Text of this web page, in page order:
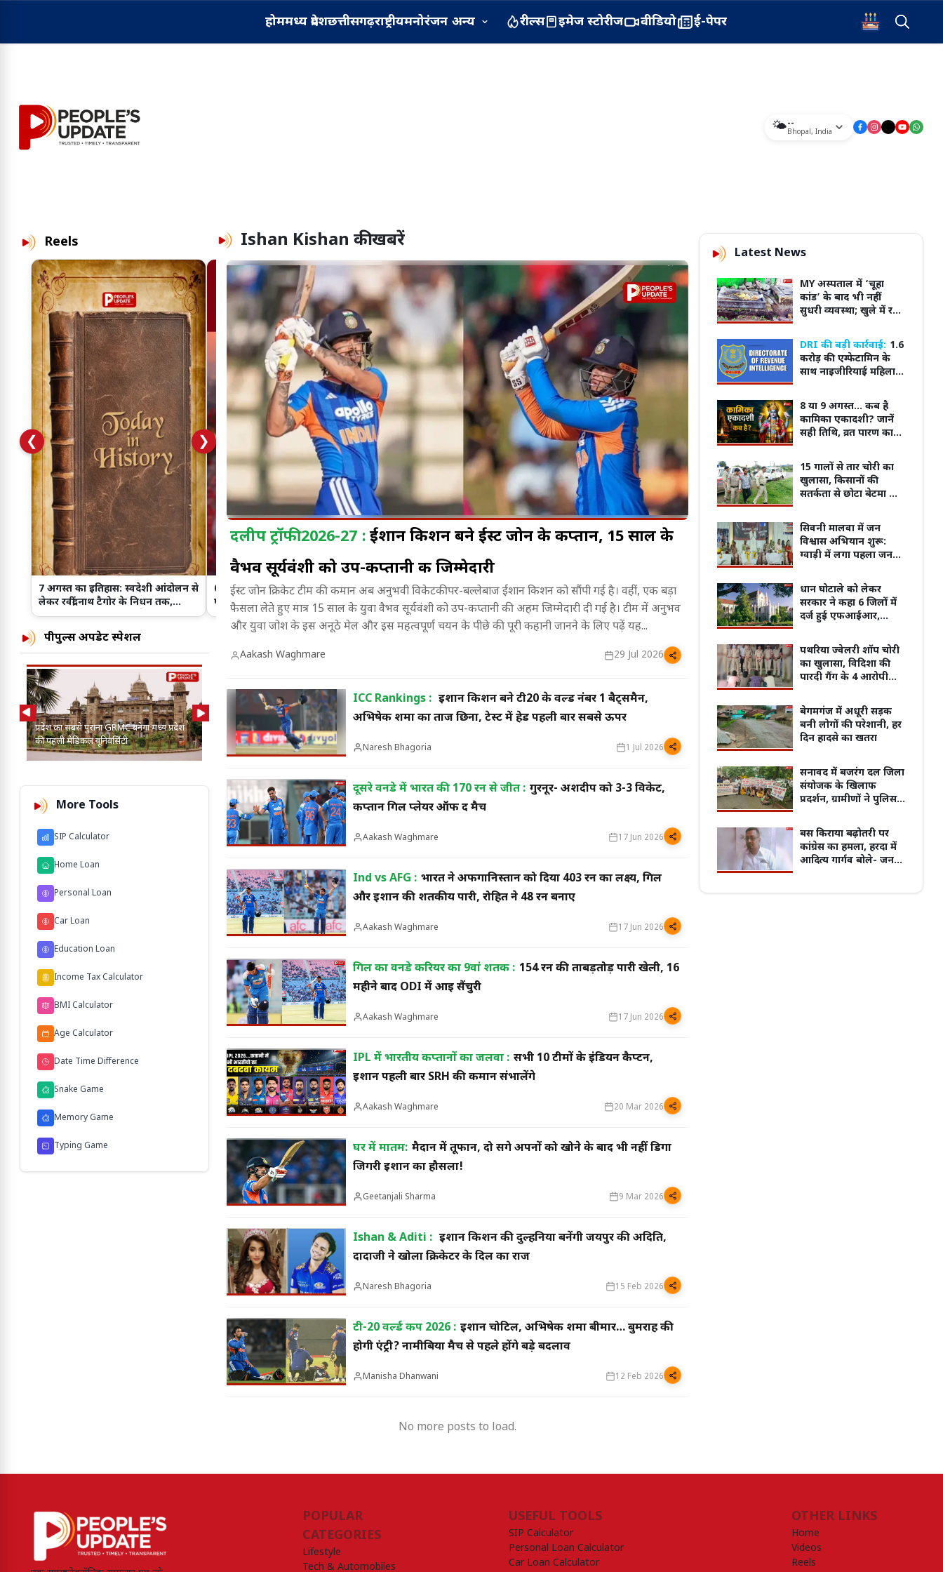
होममध्य प्रदेशछत्तीसगढ़राष्ट्रीयमनोरंजन अन्य रील्स इमेज स्टोरीज वीडियो ई-पेपर
🌤️--
Bhopal , India
Reels
7 अगस्त का इतिहास: स्वदेशी आंदोलन से
लेकर रवींद्रनाथ टैगोर के निधन तक,
जानिए इस दिन हुईं प्रमुख ऐतिहासिक
घटनाएं।
07 अगस्त लव राशिफल: किसे मिलेगा
पॉजिटिव जवाब, किसके रिश्ते में आएगा
आज नया मोड़
संगीत, संस्कृति और नृत्य...! BRICS
Cultural Event में झूम उठा भोपाल
महाभारत में भीम का किरदार निभाने के
लिए सौरव गुर्जर ने खुद को कैसे पूरी तरह
बदला?
ट्रेलर के बाद बढ़ा क्रेज...! फिल्म
'Batwara 1947' के प्रमोशन के लिए
Ahmedabad पहुंचे Sunny Deol
❮ ❯
पीपुल्स अपडेट स्पेशल
प्रदेश का सबसे पुराना GRMC बनेगा मध्य प्रदेश
की पहली मेडिकल यूनिवर्सिटी
AI की मदद से 2-3 बाघ, तेंदुए,भालू और जंगली
कुत्तों के बीच खोज निकाला गया खूंखार बाघ 'PN
103 M'
मुख्यमंत्री का किस्सा- नेहरू के विरोध पर कांग्रेस
से बाहर हुए; एक साथ तीन चुनाव हारने का रिकॉर्ड,
मिश्र
15 साल पुरानी बसों के नियम पर बवाल, 7 अगस्त
से अनिश्चितकालीन हड़ताल पर जाएंगे प्राइवेट बस
ऑपरेटर्स
प्रदेश का सबसे पुराना GRMC बनेगा मध्य प्रदेश
की पहली मेडिकल यूनिवर्सिटी
More Tools
SIP Calculator
Home Loan
Personal Loan
Car Loan
Education Loan
Income Tax Calculator
BMI Calculator
Age Calculator
Date Time Difference
Snake Game
Memory Game
Typing Game
Ishan Kishan की खबरें
दलीप ट्रॉफी 2026-27 : ईशान किशन बने ईस्ट जोन के कप्तान, 15 साल के
वैभव सूर्यवंशी को उप-कप्तानी की जिम्मेदारी
ईस्ट जोन क्रिकेट टीम की कमान अब अनुभवी विकेटकीपर-बल्लेबाज ईशान किशन को सौंपी गई है। वहीं, एक बड़ा
फैसला लेते हुए मात्र 15 साल के युवा वैभव सूर्यवंशी को उप-कप्तानी की अहम जिम्मेदारी दी गई है। टीम में अनुभव
और युवा जोश के इस अनूठे मेल और इस महत्वपूर्ण चयन के पीछे की पूरी कहानी जानने के लिए पढ़ें यह...
Aakash Waghmare 29 Jul 2026
ICC Rankings : ईशान किशन बने टी20 के वर्ल्ड नंबर 1 बैट्समैन,
अभिषेक शर्मा का ताज छिना, टेस्ट में हेड पहली बार सबसे ऊपर
Naresh Bhagoria 1 Jul 2026
दूसरे वनडे में भारत की 170 रन से जीत : गुरनूर- अर्शदीप को 3-3 विकेट,
कप्तान गिल प्लेयर ऑफ द मैच
Aakash Waghmare 17 Jun 2026
Ind vs AFG : भारत ने अफगानिस्तान को दिया 403 रन का लक्ष्य, गिल
और ईशान की शतकीय पारी, रोहित ने 48 रन बनाए
Aakash Waghmare 17 Jun 2026
गिल का वनडे करियर का 9वां शतक : 154 रन की ताबड़तोड़ पारी खेली, 16
महीने बाद ODI में आई सैंचुरी
Aakash Waghmare 17 Jun 2026
IPL में भारतीय कप्तानों का जलवा : सभी 10 टीमों के इंडियन कैप्टन,
ईशान पहली बार SRH की कमान संभालेंगे
Aakash Waghmare 20 Mar 2026
घर में मातम: मैदान में तूफान, दो सगे अपनों को खोने के बाद भी नहीं डिगा
जिगरी ईशान का हौसला!
Geetanjali Sharma 9 Mar 2026
Ishan & Aditi : ईशान किशन की दुल्हनिया बनेंगी जयपुर की अदिति,
दादाजी ने खोला क्रिकेटर के दिल का राज
Naresh Bhagoria 15 Feb 2026
टी-20 वर्ल्ड कप 2026 : ईशान चोटिल, अभिषेक शर्मा बीमार… बुमराह की
होगी एंट्री? नामीबिया मैच से पहले होंगे बड़े बदलाव
Manisha Dhanwani 12 Feb 2026
No more posts to load.
Latest News
MY अस्पताल में ‘चूहा
कांड’ के बाद भी नहीं
सुधरी व्यवस्था; खुले में रखा
मरीजों की सुरक्षा पर फिर
उठे सवाल
DRI की बड़ी कार्रवाई: 1.6
करोड़ की एम्फेटामिन के
साथ नाइजीरियाई महिला
8 या 9 अगस्त... कब है
कामिका एकादशी? जानें
सही तिथि, व्रत पारण का
15 गालों से तार चोरी का
खुलासा, किसानों की
सतर्कता से छोटा बेटमा के
सिवनी मालवा में जन
विश्वास अभियान शुरू:
ग्वाड़ी में लगा पहला जन
ने सुनी लोगों की समस्याएं
धान घोटाले को लेकर
सरकार ने कहा 6 जिलों में
दर्ज हुई एफआईआर,
रिजॉइंडर देने कहा
पथरिया ज्वेलरी शॉप चोरी
का खुलासा, विदिशा की
पारदी गैंग के 4 आरोपी
बेगमगंज में अधूरी सड़क
बनी लोगों की परेशानी, हर
दिन हादसे का खतरा
सनावद में बजरंग दल जिला
संयोजक के खिलाफ
प्रदर्शन, ग्रामीणों ने पुलिस
बस किराया बढ़ोतरी पर
कांग्रेस का हमला, हरदा में
आदित्य गार्गव बोले- जनता
POPULAR
CATEGORIES
Lifestyle
Tech & Automobiles
USEFUL TOOLS
SIP Calculator
Personal Loan Calculator
Car Loan Calculator
OTHER LINKS
Home
Videos
Reels